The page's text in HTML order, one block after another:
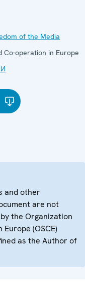
of the Media
Co-operation in Europe
and other
are not
the Organization
(OSCE)
as the Author of